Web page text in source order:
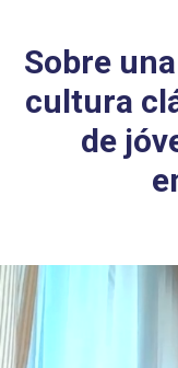
Sobre
cultura
de